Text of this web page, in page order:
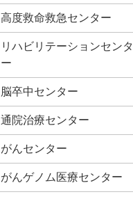
高度救命救急センター
リハビリテーションセンタ
ー
脳卒中センター
通院治療センター
がんセンター
がんゲノム医療センター